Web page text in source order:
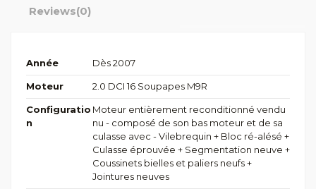
Reviews(0)
Année Dès 2007
Moteur 2.0 DCI 16 Soupapes M9R
Configuratio
n
Moteur entièrement reconditionné vendu
nu - composé de son bas moteur et de sa
culasse avec - Vilebrequin + Bloc ré-alésé +
Culasse éprouvée + Segmentation neuve +
Coussinets bielles et paliers neufs +
Jointures neuves